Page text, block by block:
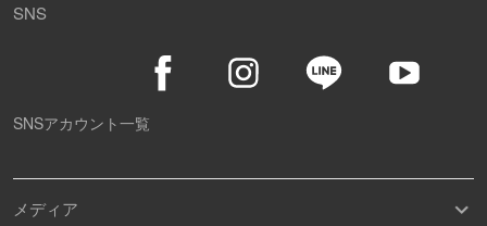
SNS
SNSアカウント一覧
メディア